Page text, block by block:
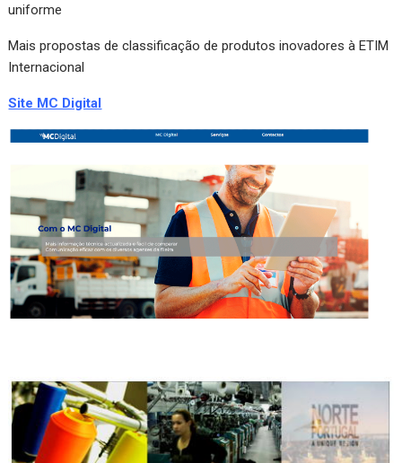
uniforme
Mais propostas de classificação de produtos inovadores à ETIM
Internacional
Site MC Digital